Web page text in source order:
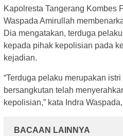
Kapolresta Tangerang Kombes
Waspada Amirullah
Dia mengatakan, terduga
kepada pihak kepolisian pada
kejadian.
“Terduga pelaku merupakan
bersangkutan telah
kepolisian,” kata Indra
BACAAN LAINNYA